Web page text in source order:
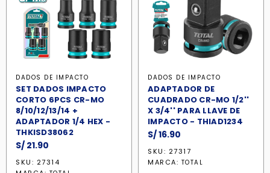
DADOS DE IMPACTO
SET DADOS IMPACTO
CORTO 6PCS CR-MO
8/10/12/13/14 +
ADAPTADOR 1/4 HEX -
THKISD38062
S/ 21.90
SKU: 27314
DADOS DE IMPACTO
ADAPTADOR DE
CUADRADO CR-MO 1/2''
X 3/4'' PARA LLAVE DE
IMPACTO - THIAD1234
S/16.90
SKU: 27317
MARCA: TOTAL